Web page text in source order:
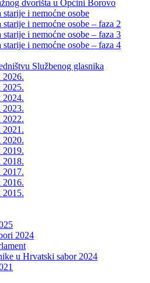
dvorišta u Općini Borovo
i nemoćne osobe
i nemoćne osobe – faza 2
i nemoćne osobe – faza 3
i nemoćne osobe – faza 4
Službenog glasnika
2026.
2025.
2024.
2023.
2022.
2021.
2020.
2019.
2018.
2017.
2016.
2015.
2024
u Hrvatski sabor 2024